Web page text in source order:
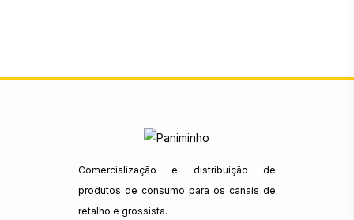
Comercialização e distribuição de
produtos de consumo para os canais de
retalho e grossista.